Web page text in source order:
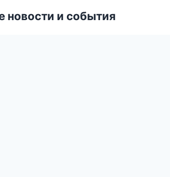
новости и события